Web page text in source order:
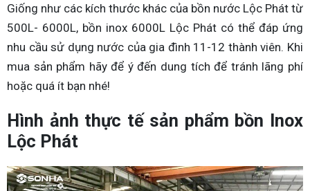
Giống như các kích thước khác của bồn nước Lộc Phát từ
500L- 6000L, bồn inox 6000L Lộc Phát có thể đáp ứng
nhu cầu sử dụng nước của gia đình 11-12 thành viên. Khi
mua sản phẩm hãy để ý đến dung tích để tránh lãng phí
hoặc quá ít bạn nhé!
Hình ảnh thực tế sản phẩm bồn Inox
Lộc Phát